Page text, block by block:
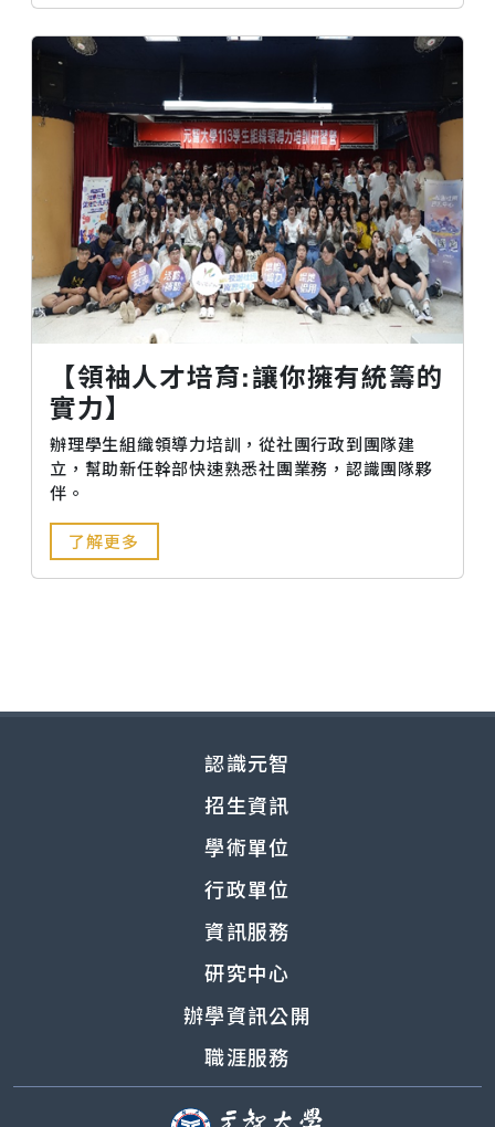
【領袖人才培育:讓你擁有統籌的
實力】
辦理學生組織領導力培訓，從社團行政到團隊建
立，幫助新任幹部快速熟悉社團業務，認識團隊夥
伴。
了解更多
認識元智
招生資訊
學術單位
行政單位
資訊服務
研究中心
辦學資訊公開
職涯服務